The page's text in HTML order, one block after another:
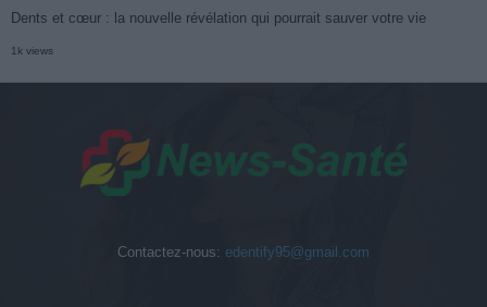
Dents et cœur : la nouvelle révélation qui pourrait sauver votre vie
1k views
Contactez-nous: edentify95@gmail.com